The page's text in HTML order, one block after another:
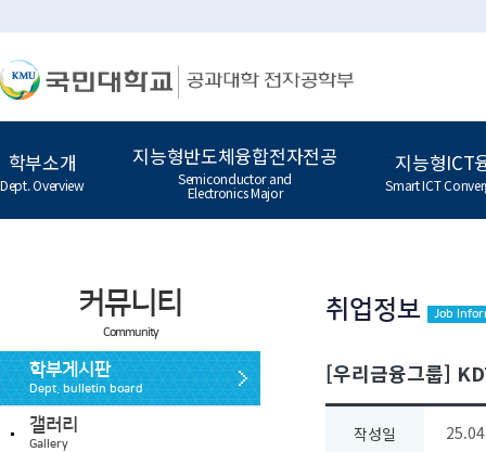
학부소개
Dept. Overview
지능형반도체융합전자전공
Semiconductor and
Electronics Major
지능형ICT
Smart ICT
커뮤니티
Community
학부게시판
Dept. bulletin board
갤러리
Gallery
취업정보 Job
[우리금융그룹]
작성일